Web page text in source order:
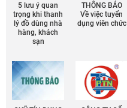
5 lưu ý quan
trọng khi thanh
lý đồ dùng nhà
hàng, khách
sạn
THÔNG BÁO
Về việc tuyển
dụng viên chức